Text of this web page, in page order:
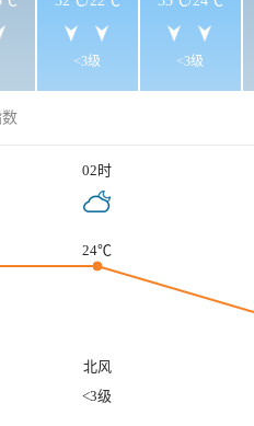
<3级 <3级
02时
24℃
北风
<3级